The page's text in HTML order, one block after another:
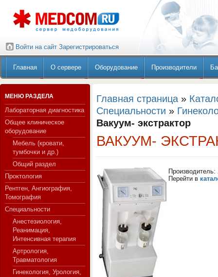
СЕРВЕР МЕДИЦИНСКОГО
Войти на сайт Зарегистрироваться
Главная О сервере Оборудование Производители
МЕНЮ РАЗДЕЛА
Лабораторная диагностика
Общее клиническое
оборудование
Мебель (кровати,
тумбочки и др.)
Общий раздел
Проктология
Рентген, Ангиография,
Томография
Специальности
Анестезиология,
Реанимация,
Интенсивная терапия
Артрология,
Травматология
Гинекология, Урология,
Главная страница »
Специальности »
Вакуум- экстрактор
ВАКУУМ-
Производитель:
Перейти в